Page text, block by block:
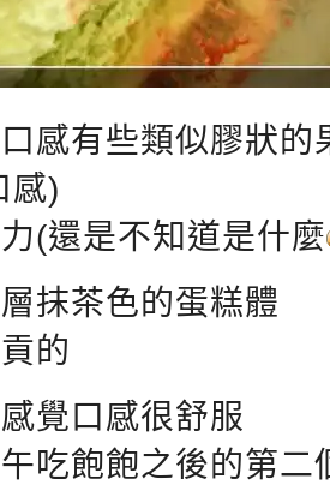
感有些類似膠狀的
感)
(還是不知道是什麼
抹茶色的蛋糕體
的
覺口感很舒服
吃飽飽之後的第二